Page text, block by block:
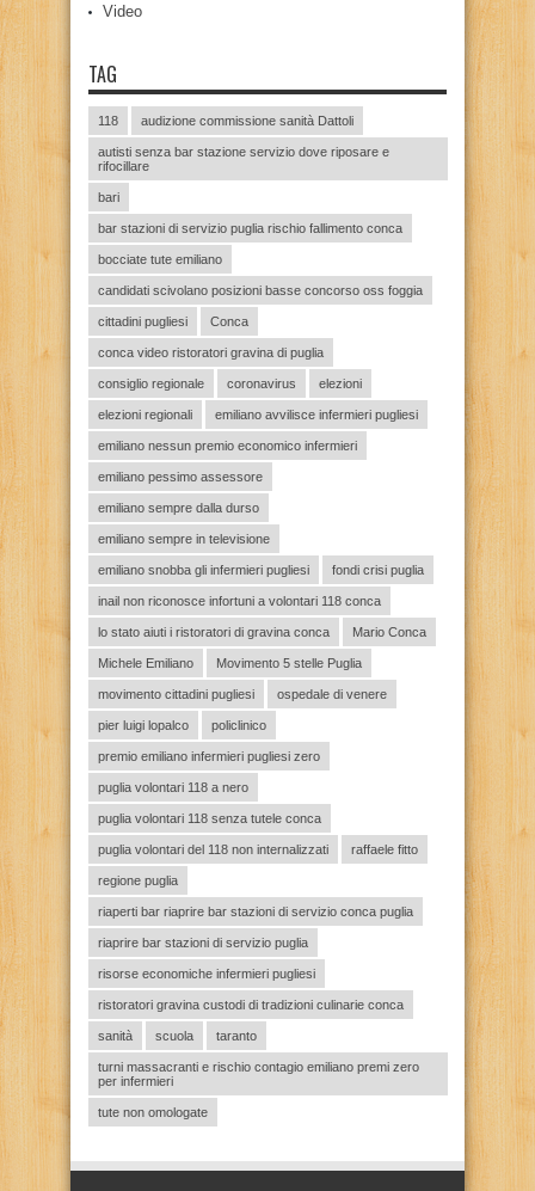
Video
TAG
118 audizione commissione sanità Dattoli
autisti senza bar stazione servizio dove riposare e
rifocillare
bari
bar stazioni di servizio puglia rischio fallimento conca
bocciate tute emiliano
candidati scivolano posizioni basse concorso oss foggia
cittadini pugliesi Conca
conca video ristoratori gravina di puglia
consiglio regionale coronavirus elezioni
elezioni regionali emiliano avvilisce infermieri pugliesi
emiliano nessun premio economico infermieri
emiliano pessimo assessore
emiliano sempre dalla durso
emiliano sempre in televisione
emiliano snobba gli infermieri pugliesi fondi crisi puglia
inail non riconosce infortuni a volontari 118 conca
lo stato aiuti i ristoratori di gravina conca Mario Conca
Michele Emiliano Movimento 5 stelle Puglia
movimento cittadini pugliesi ospedale di venere
pier luigi lopalco policlinico
premio emiliano infermieri pugliesi zero
puglia volontari 118 a nero
puglia volontari 118 senza tutele conca
puglia volontari del 118 non internalizzati raffaele fitto
regione puglia
riaperti bar riaprire bar stazioni di servizio conca puglia
riaprire bar stazioni di servizio puglia
risorse economiche infermieri pugliesi
ristoratori gravina custodi di tradizioni culinarie conca
sanità scuola taranto
turni massacranti e rischio contagio emiliano premi zero
per infermieri
tute non omologate